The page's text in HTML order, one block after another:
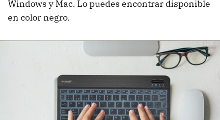
Windows y Mac. Lo puedes encontrar disponible
en color negro.